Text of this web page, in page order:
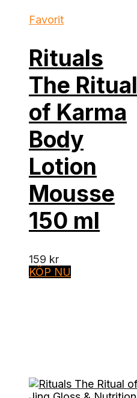
Favorit
Rituals
The Ritual
of Karma
Body
Lotion
Mousse
150 ml
159 kr
KÖP NU